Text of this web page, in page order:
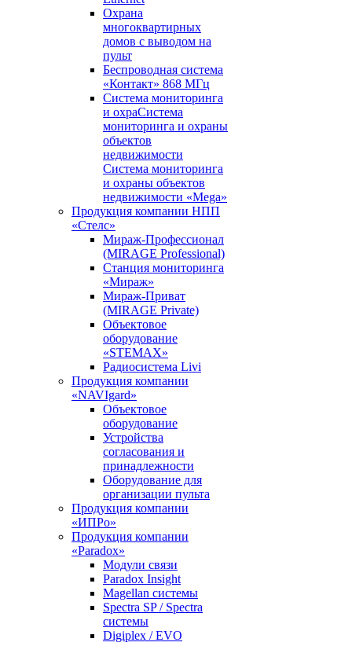
Охрана
многоквартирных
домов с выводом на
пульт
Беспроводная система
«Контакт» 868 МГц
Система мониторинга
и охраСистема
мониторинга и охраны
объектов
недвижимости
Система мониторинга
и охраны объектов
недвижимости «Mega»
Продукция компании НПП
«Стелс»
Мираж-Профессионал
(MIRAGE Professional)
Станция мониторинга
«Мираж»
Мираж-Приват
(MIRAGE Private)
Объектовое
оборудование
«STEMAX»
Радиосистема Livi
Продукция компании
«NAVIgard»
Объектовое
оборудование
Устройства
согласования и
принадлежности
Оборудование для
организации пульта
Продукция компании
«ИПРо»
Продукция компании
«Paradox»
Модули связи
Paradox Insight
Magellan системы
Spectra SP / Spectra
системы
Digiplex / EVO